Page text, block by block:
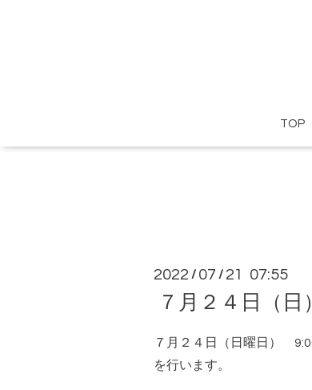
TOP
2022 / 07 / 21 07:55
７月２４日（
７月２４日（日曜日）
を行います。